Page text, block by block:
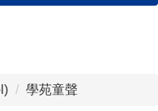
學苑童聲